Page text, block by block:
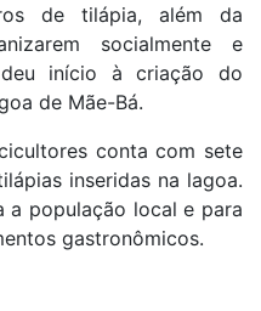
de tilápia, além da
socialmente e
início à criação do
de Mãe-Bá.
conta com sete
inseridas na lagoa.
a população local e para
gastronômicos.